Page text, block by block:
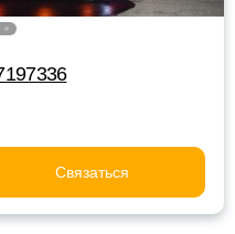
Связаться